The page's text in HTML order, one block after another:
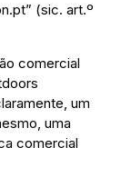
(sic. art.º
comercial
um
uma
comercial